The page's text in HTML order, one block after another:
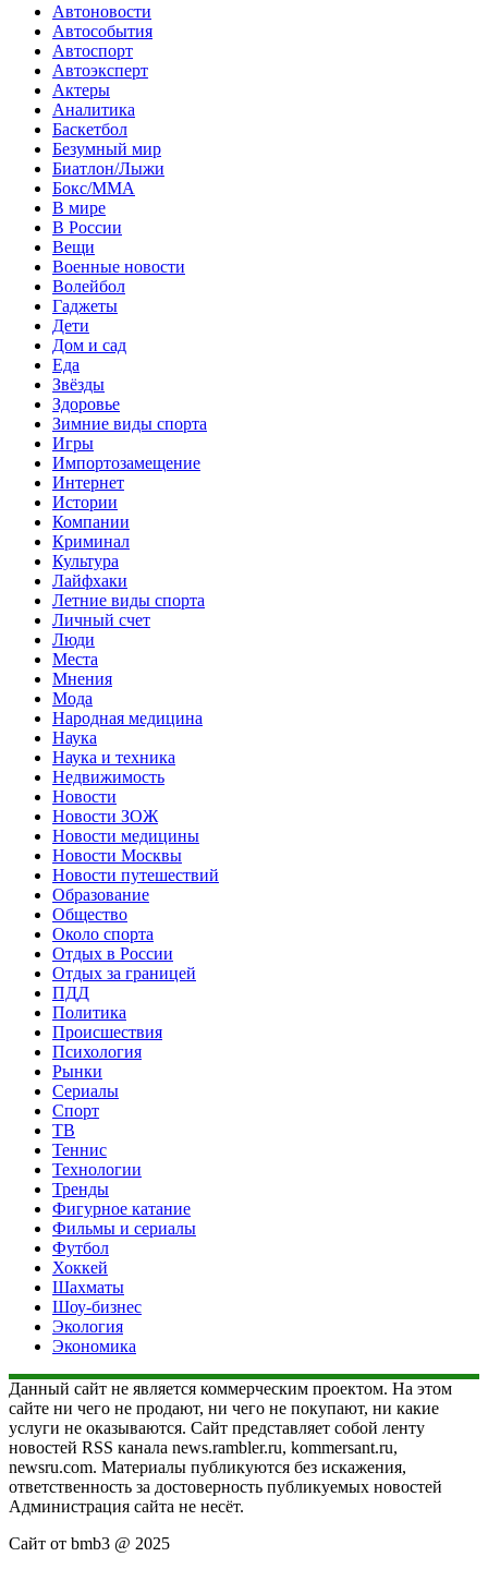
Автоновости
Автособытия
Автоспорт
Автоэксперт
Актеры
Аналитика
Баскетбол
Безумный мир
Биатлон/Лыжи
Бокс/MMA
В мире
В России
Вещи
Военные новости
Волейбол
Гаджеты
Дети
Дом и сад
Еда
Звёзды
Здоровье
Зимние виды спорта
Игры
Импортозамещение
Интернет
Истории
Компании
Криминал
Культура
Лайфхаки
Летние виды спорта
Личный счет
Люди
Места
Мнения
Мода
Народная медицина
Наука
Наука и техника
Недвижимость
Новости
Новости ЗОЖ
Новости медицины
Новости Москвы
Новости путешествий
Образование
Общество
Около спорта
Отдых в России
Отдых за границей
ПДД
Политика
Происшествия
Психология
Рынки
Сериалы
Спорт
ТВ
Теннис
Технологии
Тренды
Фигурное катание
Фильмы и сериалы
Футбол
Хоккей
Шахматы
Шоу-бизнес
Экология
Экономика
Данный сайт не является коммерческим проектом. На этом
сайте ни чего не продают, ни чего не покупают, ни какие
услуги не оказываются. Сайт представляет собой ленту
новостей RSS канала news.rambler.ru, kommersant.ru,
newsru.com. Материалы публикуются без искажения,
ответственность за достоверность публикуемых новостей
Администрация сайта не несёт.
Сайт от bmb3 @ 2025